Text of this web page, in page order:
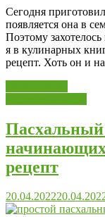
Сегодня
появляется она в
Поэтому
я в кулинарных
рецепт. Хоть он и
Пасхальный
рецепт
20.04.2022